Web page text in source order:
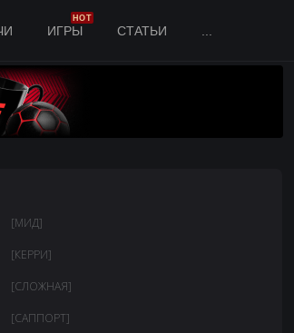
ИГРЫ
HOT
СТАТЬИ
[МИД]
[КЕРРИ]
[СЛОЖНАЯ]
[САППОРТ]